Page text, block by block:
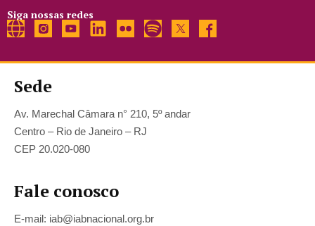
Siga nossas redes
Sede
Av. Marechal Câmara n° 210, 5º andar
Centro – Rio de Janeiro – RJ
CEP 20.020-080
Fale conosco
E-mail: iab@iabnacional.org.br